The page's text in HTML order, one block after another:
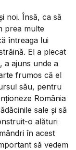
noi. Însă, ca să
prea multe
întreaga lui
El a plecat
a ajuns unde a
frumos că el
său, pentru
România
sale și să
o alături
în acest
să vedem